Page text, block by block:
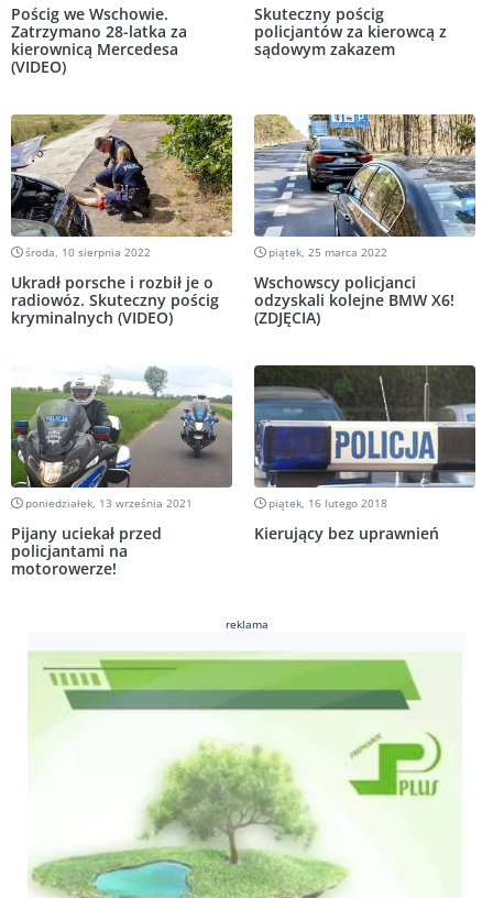
Pościg we Wschowie.
Zatrzymano 28-latka za
kierownicą Mercedesa
(VIDEO)
Skuteczny pościg
policjantów za kierowcą z
sądowym zakazem
środa, 10 sierpnia 2022
Ukradł porsche i rozbił je o
radiowóz. Skuteczny pościg
kryminalnych (VIDEO)
piątek, 25 marca 2022
Wschowscy policjanci
odzyskali kolejne BMW X6!
(ZDJĘCIA)
poniedziałek, 13 września 2021
Pijany uciekał przed
policjantami na
motorowerze!
piątek, 16 lutego 2018
Kierujący bez uprawnień
reklama